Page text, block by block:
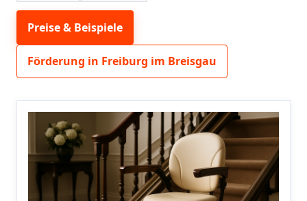
Preise & Beispiele
Förderung in Freiburg im Breisgau